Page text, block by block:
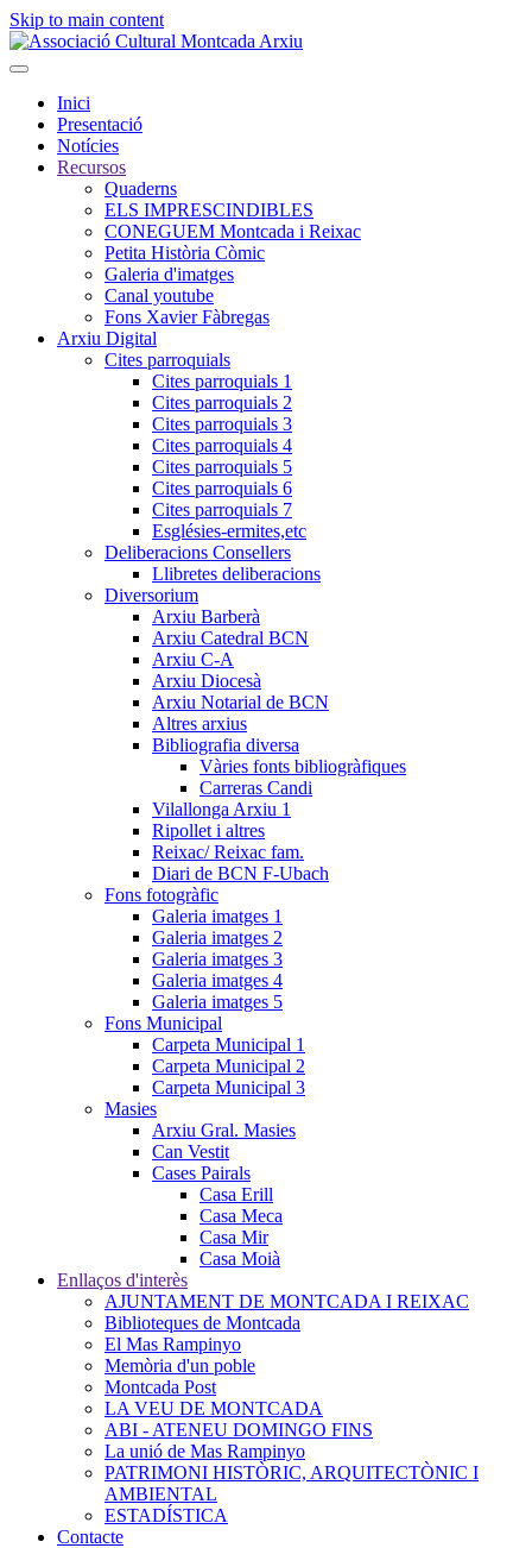
Skip to main content
Inici
Presentació
Notícies
Recursos
Quaderns
ELS IMPRESCINDIBLES
CONEGUEM Montcada i Reixac
Petita Història Còmic
Galeria d'imatges
Canal youtube
Fons Xavier Fàbregas
Arxiu Digital
Cites parroquials
Cites parroquials 1
Cites parroquials 2
Cites parroquials 3
Cites parroquials 4
Cites parroquials 5
Cites parroquials 6
Cites parroquials 7
Esglésies-ermites,etc
Deliberacions Consellers
Llibretes deliberacions
Diversorium
Arxiu Barberà
Arxiu Catedral BCN
Arxiu C-A
Arxiu Diocesà
Arxiu Notarial de BCN
Altres arxius
Bibliografia diversa
Vàries fonts bibliogràfiques
Carreras Candi
Vilallonga Arxiu 1
Ripollet i altres
Reixac/ Reixac fam.
Diari de BCN F-Ubach
Fons fotogràfic
Galeria imatges 1
Galeria imatges 2
Galeria imatges 3
Galeria imatges 4
Galeria imatges 5
Fons Municipal
Carpeta Municipal 1
Carpeta Municipal 2
Carpeta Municipal 3
Masies
Arxiu Gral. Masies
Can Vestit
Cases Pairals
Casa Erill
Casa Meca
Casa Mir
Casa Moià
Enllaços d'interès
AJUNTAMENT DE MONTCADA I REIXAC
Biblioteques de Montcada
El Mas Rampinyo
Memòria d'un poble
Montcada Post
LA VEU DE MONTCADA
ABI - ATENEU DOMINGO FINS
La unió de Mas Rampinyo
PATRIMONI HISTÒRIC, ARQUITECTÒNIC I
AMBIENTAL
ESTADÍSTICA
Contacte